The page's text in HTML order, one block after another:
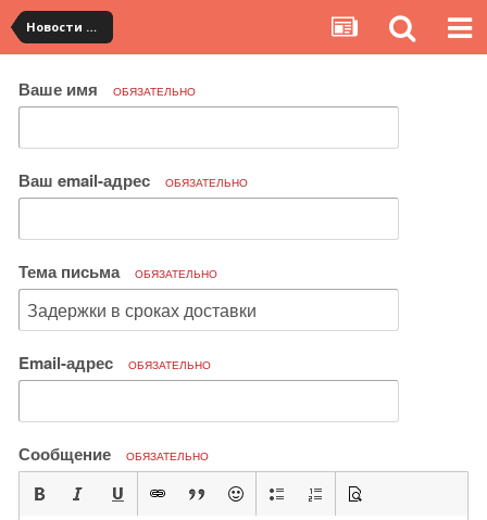
Новости сервиса
Ваше имя ОБЯЗАТЕЛЬНО
Ваш email-адрес ОБЯЗАТЕЛЬНО
Тема письма ОБЯЗАТЕЛЬНО
Email-адрес ОБЯЗАТЕЛЬНО
Сообщение ОБЯЗАТЕЛЬНО